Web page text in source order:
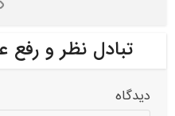
تبادل نظر و رفع
دیدگاه